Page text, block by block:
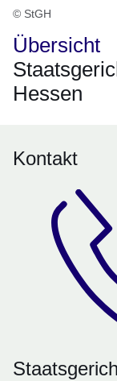
© StGH
Übersicht
Hessen
Kontakt